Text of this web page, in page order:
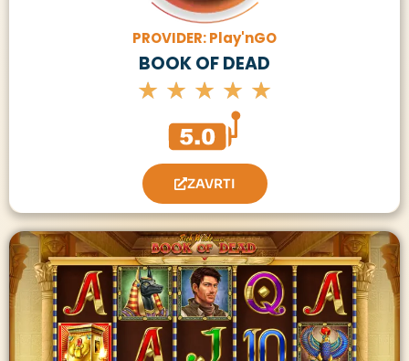
PROVIDER: Play'nGO
BOOK OF DEAD
★ ★ ★ ★ ★
ZAVRTI